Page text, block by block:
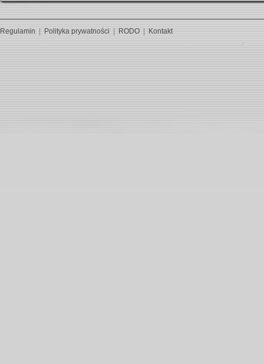
Regulamin Polityka prywatności RODO Kontakt